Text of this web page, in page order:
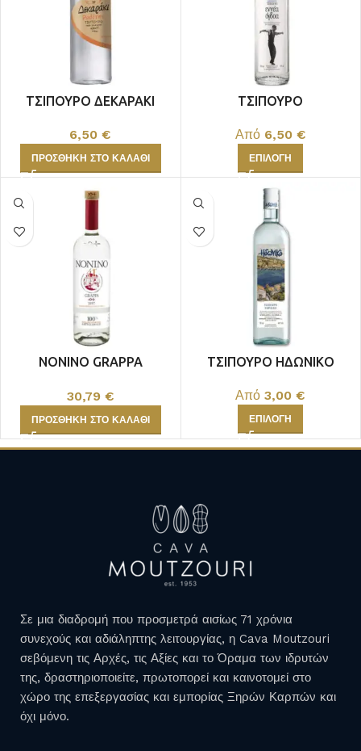
ΤΣΙΠΟΥΡΟ ΔΕΚΑΡΑΚΙ
6,50€
ΠΡΟΣΘΉΚΗ ΣΤΟ ΚΑΛΆΘΙ
ΤΣΙΠΟΥΡΟ
Από 6,50 €
ΕΠΙΛΟΓΉ
NONINO GRAPPA
30,79 €
ΠΡΟΣΘΉΚΗ ΣΤΟ ΚΑΛΆΘΙ
ΤΣΙΠΟΥΡΟ ΗΔΩΝΙΚΟ
Από3,00€
ΕΠΙΛΟΓΉ
Σε μια διαδρομή που προσμετρά αισίως 71 χρόνια
συνεχούς και αδιάληπτης λειτουργίας, η Cava Moutzouri
σεβόμενη τις Αρχές, τις Αξίες και το Όραμα των ιδρυτών
της, δραστηριοποιείτε, πρωτοπορεί και καινοτομεί στο
χώρο της επεξεργασίας και εμπορίας Ξηρών Καρπών και
όχι μόνο.